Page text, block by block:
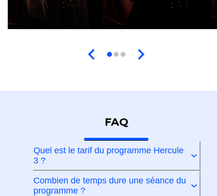
FAQ
Quel est le tarif du programme Hercule
3 ?
Combien de temps dure une séance du
programme ?